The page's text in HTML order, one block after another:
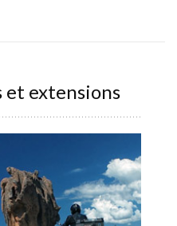
et extensions